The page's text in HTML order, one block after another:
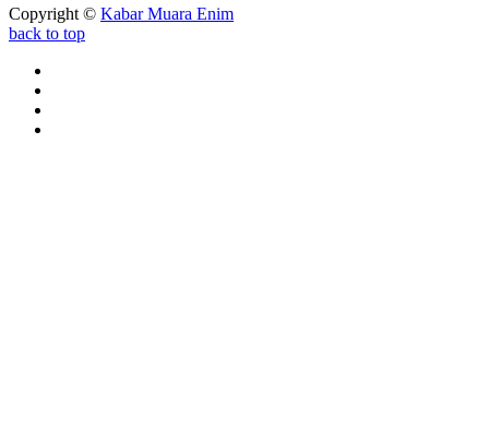
Copyright © Kabar Muara Enim
back to top